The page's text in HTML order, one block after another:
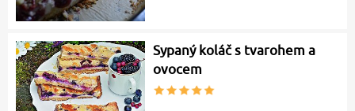
Sypaný koláč s tvarohem a
ovocem